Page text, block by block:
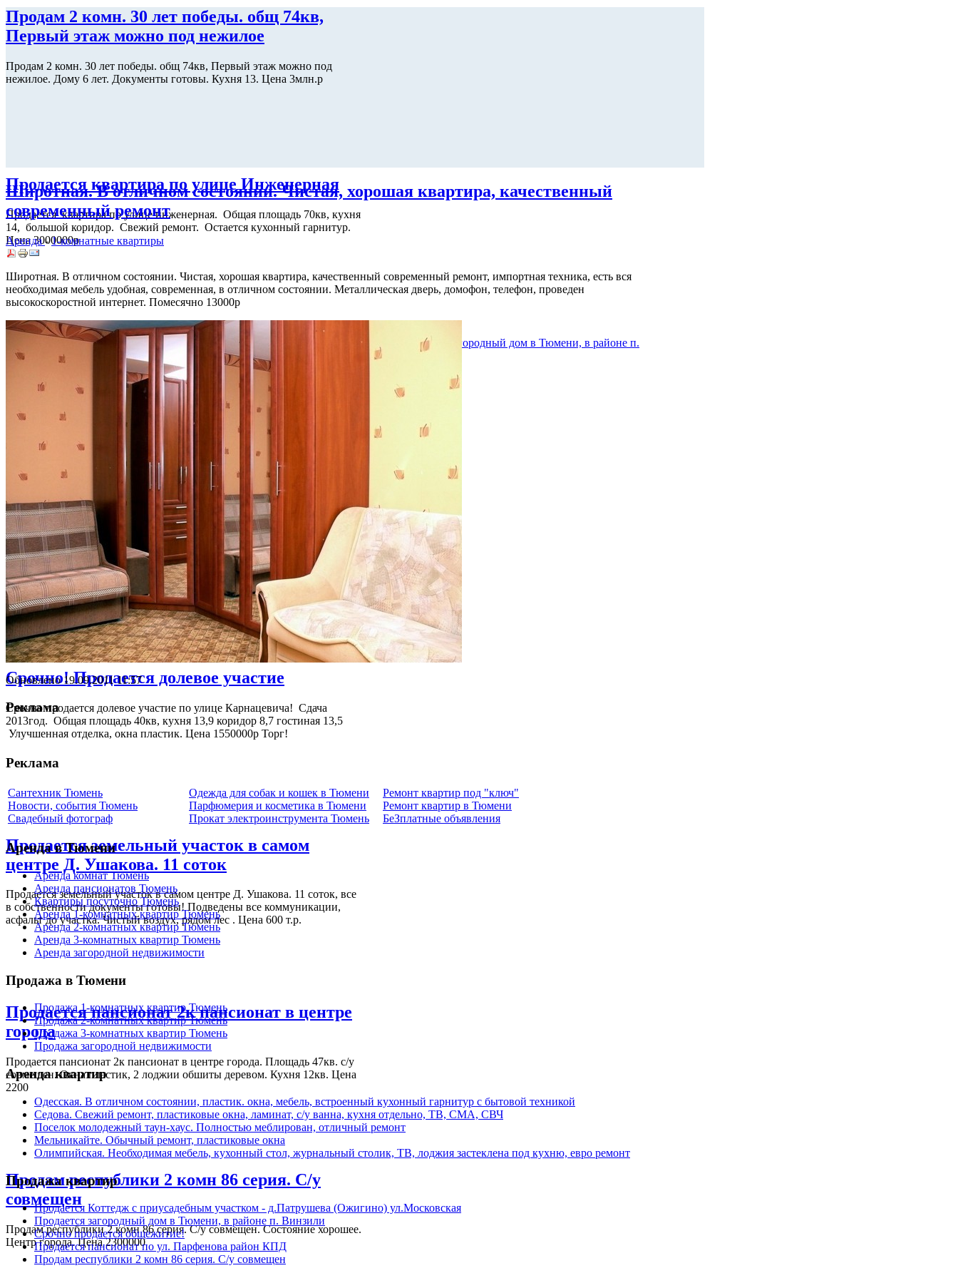
Продам 2 комн. 30 лет победы. общ 74кв,
Первый этаж можно под нежилое
Продам 2 комн. 30 лет победы. общ 74кв, Первый этаж можно под
нежилое. Дому 6 лет. Документы готовы. Кухня 13. Цена 3млн.р
Продается квартира по улице Инженерная
Продается квартира по улице инженерная. Общая площадь 70кв, кухня
14, большой коридор. Свежий ремонт. Остается кухонный гарнитур.
Цена 3000000р
Продается загородный дом в Тюмени, в
районе п. Винзили
Продается коттедж из кирпича без внутренней отделки. 30 км от города.
Площадь 200 кв.м. 16 соток земли, все в собственности. Рядом летний
дом в котором на период стройки можно жить. Есть гараж.
Стоимость 3800 млн.р либо обмен на 2комнатную квратиру
Продам 3 комн. Депутатская. Дому 8 лет , 125
серия
Продам 3 комн. Депутатская. Дому 8 лет , 125 серия. На полу ламинат,
точечные светильники. Кухня 13кв. Общая 70,4 лоджия 7,2 застеклена
обшита деревом на полу ламинат. Состояние хорошее. За домом
капитальные гаражи, есть автостоянка, Авто мойка, Сто. Рядом ТЦ
Европа. Цена 2900000 разумный торг.
Срочно! Продается долевое участие
Срочно продается долевое участие по улице Карнацевича! Сдача
2013год. Общая площадь 40кв, кухня 13,9 коридор 8,7 гостиная 13,5
Улучшенная отделка, окна пластик. Цена 1550000р Торг!
Продается земельный участок в самом
центре Д. Ушакова. 11 соток
Продается земельный участок в самом центре Д. Ушакова. 11 соток, все
в собственности документы готовы! Подведены все коммуникации,
асфальт до участка. Чистый воздух, рядом лес . Цена 600 т.р.
Продается пансионат 2к пансионат в центре
города
Продается пансионат 2к пансионат в центре города. Площадь 47кв. с/у
совмещен. Окна пластик, 2 лоджии обшиты деревом. Кухня 12кв. Цена
2200
Продам республики 2 комн 86 серия. С/у
совмещен
Продам республики 2 комн 86 серия. С/у совмещен. Состояние хорошее.
Центр города. Цена 2300000
Широтная. В отличном состоянии. Чистая, хорошая квартира, качественный
современный ремонт
Аренда-1-комнатные квартиры
Широтная. В отличном состоянии. Чистая, хорошая квартира, качественный современный ремонт, импортная техника, есть вся
необходимая мебель удобная, современная, в отличном состоянии. Металлическая дверь, домофон, телефон, проведен
высокоскоростной интернет. Помесячно 13000р
Обновлено 19.09.2011 11:57
Реклама
Реклама
Сантехник Тюмень
Новости, события Тюмень
Свадебный фотограф
Одежда для собак и кошек в Тюмени
Парфюмерия и косметика в Тюмени
Прокат электроинструмента Тюмень
Ремонт квартир под "ключ"
Ремонт квартир в Тюмени
БеЗплатные объявления
Аренда в Тюмени
Аренда комнат Тюмень
Аренда пансионатов Тюмень
Квартиры посуточно Тюмень
Аренда 1-комнатных квартир Тюмень
Аренда 2-комнатных квартир Тюмень
Аренда 3-комнатных квартир Тюмень
Аренда загородной недвижимости
Продажа в Тюмени
Продажа 1-комнатных квартир Тюмень
Продажа 2-комнатных квартир Тюмень
Продажа 3-комнатных квартир Тюмень
Продажа загородной недвижимости
Аренда квартир
Одесская. В отличном состоянии, пластик. окна, мебель, встроенный кухонный гарнитур с бытовой техникой
Седова. Свежий ремонт, пластиковые окна, ламинат, с/у ванна, кухня отдельно, ТВ, СМА, СВЧ
Поселок молодежный таун-хаус. Полностью меблирован, отличный ремонт
Мельникайте. Обычный ремонт, пластиковые окна
Олимпийская. Необходимая мебель, кухонный стол, журнальный столик, ТВ, лоджия застеклена под кухню, евро ремонт
Продажа квартир
Продается Коттедж с приусадебным участком - д.Патрушева (Ожигино) ул.Московская
Продается загородный дом в Тюмени, в районе п. Винзили
Срочно продается общежитие!
Продается пансионат по ул. Парфенова район КПД
Продам республики 2 комн 86 серия. С/у совмещен